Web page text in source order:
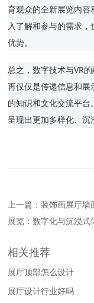
育观众的全新展览内
入了解和参与的需求
优势。
总之，数字技术与VR
再仅仅是传递信息和
的知识和文化交流平台
呈现出更加多样化、沉
上一篇：装饰画展厅墙
展览：数字化与沉浸式
相关推荐
展厅顶部怎么设计
展厅设计行业好吗